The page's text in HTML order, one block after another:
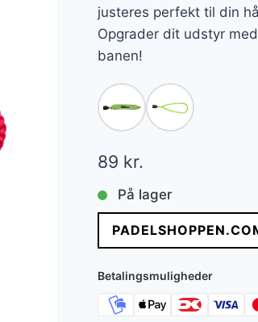
justeres perfekt til din
Opgrader dit udstyr
banen!
89 kr.
På lager
Betalingsmuligheder